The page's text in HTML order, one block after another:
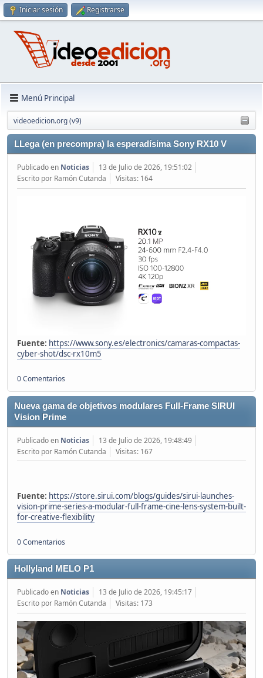
Iniciar sesión Registrarse
Menú Principal
videoedicion.org (v9)
LLega (en precompra) la esperadísima Sony RX10 V
Publicado en Noticias
13 de Julio de 2026, 19:51:02
Escrito por Ramón Cutanda
Visitas: 164
Fuente: https://www.sony.es/electronics/camaras-compactas-
cyber-shot/dsc-rx10m5
0 Comentarios
Nueva gama de objetivos modulares Full-Frame SIRUI
Vision Prime
Publicado en Noticias
13 de Julio de 2026, 19:48:49
Escrito por Ramón Cutanda
Visitas: 167
Fuente: https://store.sirui.com/blogs/guides/sirui-launches-
vision-prime-series-a-modular-full-frame-cine-lens-system-built-
for-creative-flexibility
0 Comentarios
Hollyland MELO P1
Publicado en Noticias
13 de Julio de 2026, 19:45:17
Escrito por Ramón Cutanda
Visitas: 173